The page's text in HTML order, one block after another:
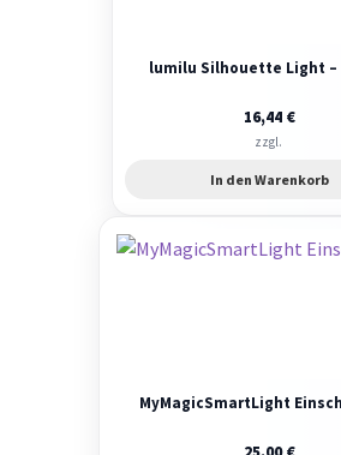
lumilu Silhouette Light
16,44 €
zzgl.
In den Warenkorb
MyMagicSmartLight